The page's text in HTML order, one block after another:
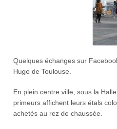
Quelques échanges sur
Hugo de Toulouse.
En plein centre ville, sous la
primeurs affichent leurs étals
achetés au rez de chaussée.